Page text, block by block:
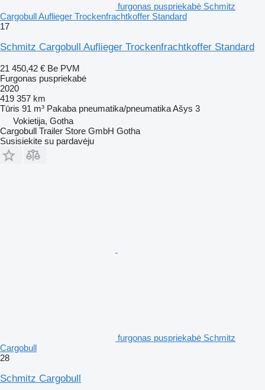
furgonas puspriekabė Schmitz
Cargobull Auflieger Trockenfrachtkoffer Standard
17
Schmitz Cargobull Auflieger Trockenfrachtkoffer Standard
21 450,42 € Be PVM
Furgonas puspriekabė
2020
419 357 km
Tūris 91 m³ Pakaba pneumatika/pneumatikaAšys 3
Vokietija, Gotha
Cargobull Trailer Store GmbH Gotha
Susisiekite su pardavėju
furgonas puspriekabė Schmitz
Cargobull
28
Schmitz Cargobull